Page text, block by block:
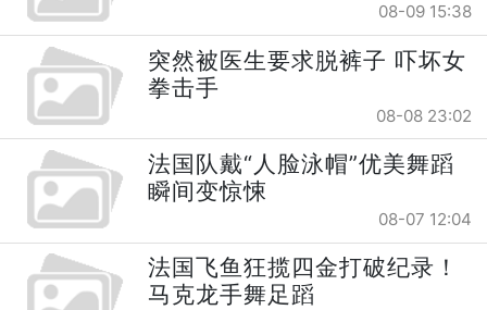
08-09 15:38
突然被医生要求脱裤子 吓坏女
拳击手
08-08 23:02
法国队戴“人脸泳帽”优美舞蹈
瞬间变惊悚
08-07 12:04
法国飞鱼狂揽四金打破纪录！
马克龙手舞足蹈